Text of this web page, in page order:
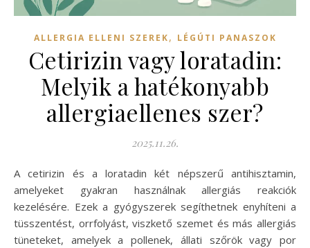
ALLERGIA ELLENI SZEREK, LÉGÚTI PANASZOK
Cetirizin vagy loratadin:
Melyik a hatékonyabb
allergiaellenes szer?
2025.11.26.
A cetirizin és a loratadin két népszerű antihisztamin,
amelyeket gyakran használnak allergiás reakciók
kezelésére. Ezek a gyógyszerek segíthetnek enyhíteni a
tüsszentést, orrfolyást, viszkető szemet és más allergiás
tüneteket, amelyek a pollenek, állati szőrök vagy por